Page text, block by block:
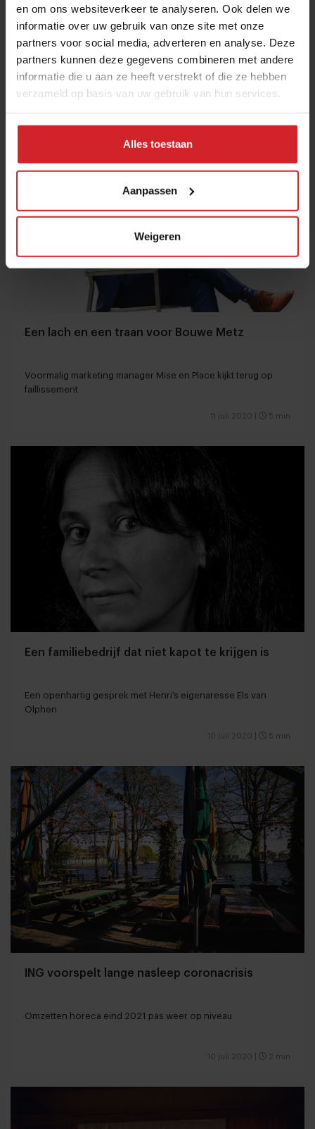
en om ons websiteverkeer te analyseren. Ook delen we
informatie over uw gebruik van onze site met onze
partners voor social media, adverteren en analyse. Deze
partners kunnen deze gegevens combineren met andere
informatie die u aan ze heeft verstrekt of die ze hebben
verzameld op basis van uw gebruik van hun services.
Alles toestaan
Aanpassen
Weigeren
Na het eb, volgt de vloed
Restaurant ’t Golfje op Terschelling ontwikkelde nieuwe
12 juli 2020| 4 min
Een lach en een traan voor Bouwe Metz
Voormalig marketing manager Mise en Place kijkt terug op
faillissement
11 juli 2020 5 min
Een familiebedrijf dat niet kapot te krijgen is
Een openhartig gesprek met Henri’s eigenaresse Els van
Olphen
10 juli 2020 5 min
ING voorspelt lange nasleep coronacrisis
Omzetten horeca eind 2021 pas weer op niveau
10 juli 2020 2 min